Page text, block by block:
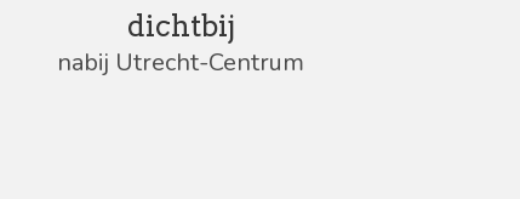
dichtbij
nabij Utrecht-Centrum